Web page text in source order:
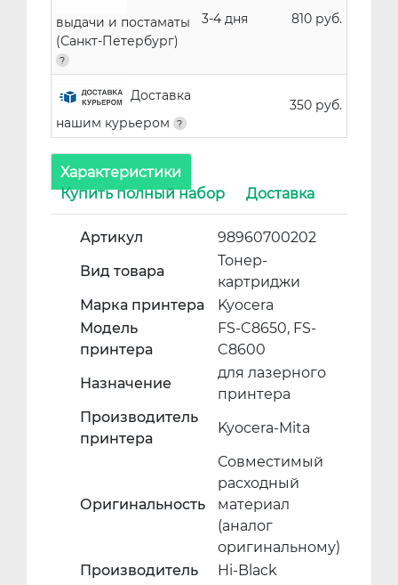
выдачи и постаматы
(Санкт-Петербург)
3-4 дня 810 руб.
Доставка
нашим курьером
350 руб.
Характеристики
Купить полный набор
Доставка
Артикул
98960700202
Вид товара
Тонер-
картриджи
Марка принтера
Kyocera
Модель
принтера
FS-C8650, FS-
C8600
Назначение
для лазерного
принтера
Производитель
принтера
Kyocera-Mita
Оригинальность
Совместимый
расходный
материал
(аналог
оригинальному)
Производитель
Hi-Black